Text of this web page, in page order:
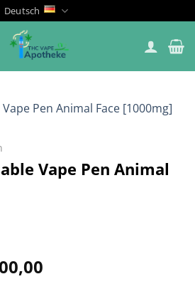
Deutsch
Vape Pen Animal